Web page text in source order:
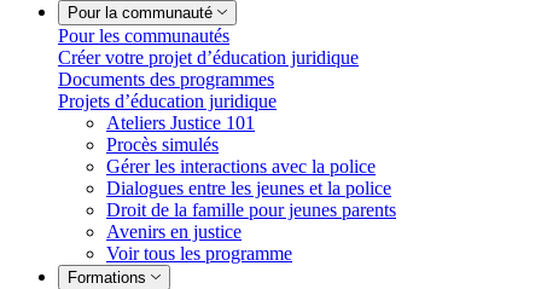
Pour la communauté
Pour les communautés
Créer votre projet d’éducation juridique
Documents des programmes
Projets d’éducation juridique
Ateliers Justice 101
Procès simulés
Gérer les interactions avec la police
Dialogues entre les jeunes et la police
Droit de la famille pour jeunes parents
Avenirs en justice
Voir tous les programme
Formations